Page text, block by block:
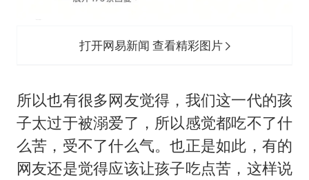
打开网易新闻 查看精彩图片
所以也有很多网友觉得，我们这一代的孩
子太过于被溺爱了，所以感觉都吃不了什
么苦，受不了什么气。也正是如此，有的
网友还是觉得应该让孩子吃点苦，这样说